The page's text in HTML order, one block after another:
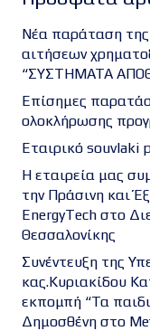
Νέα παράταση
αιτήσεων
“ΣΥΣΤΗΜΑΤΑ
Επίσημες
ολοκλήρωσης
Εταιρικό souvlaki
Η εταιρεία μας
την Πράσινη και
EnergyTech στο
Θεσσαλονίκης
Συνέντευξη της
κας.Κυριακίδου
εκπομπή “Τα
Δημοσθένη στο